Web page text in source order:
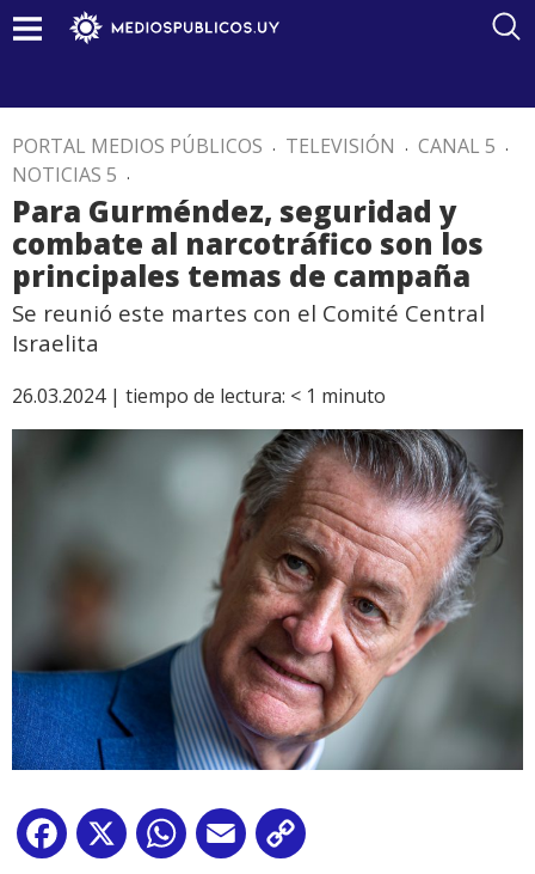
PORTAL MEDIOS PÚBLICOS . TELEVISIÓN . CANAL 5 .
NOTICIAS 5 .
Para Gurméndez, seguridad y
combate al narcotráfico son los
principales temas de campaña
Se reunió este martes con el Comité Central
Israelita
26.03.2024 | tiempo de lectura: < 1 minuto
Facebook
X WhatsApp
Email